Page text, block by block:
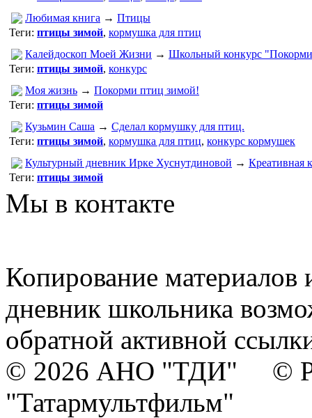
Любимая книга → Птицы
Теги: птицы зимой, кормушка для птиц
Калейдоскоп Моей Жизни → Школьный конкурс
Теги: птицы зимой, конкурс
Моя жизнь → Покорми птиц зимой!
Теги: птицы зимой
Кузьмин Саша → Сделал кормушку для птиц.
Теги: птицы зимой, кормушка для птиц, конкурс кормушек
Культурный дневник Ирке Хуснутдиновой → Креативная
Теги: птицы зимой
Мы в контакте
Копирование материалов
дневник школьника
обратной активной
© 2026 АНО "ТДИ" ©
"Татармультфильм"